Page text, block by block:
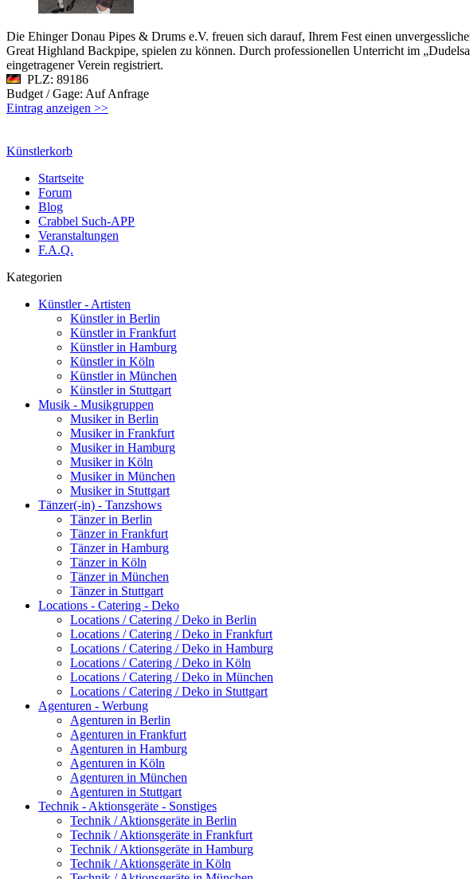
Die Ehinger Donau Pipes & Drums e.V. freuen sich darauf, Ihrem Fest einen
Great Highland Backpipe, spielen zu können. Durch professionellen Unterricht im
eingetragener Verein registriert.
PLZ: 89186
Budget / Gage: Auf Anfrage
Eintrag anzeigen >>
Künstlerkorb
Startseite
Forum
Blog
Crabbel Such-APP
Veranstaltungen
F.A.Q.
Kategorien
Künstler - Artisten
Künstler in Berlin
Künstler in Frankfurt
Künstler in Hamburg
Künstler in Köln
Künstler in München
Künstler in Stuttgart
Musik - Musikgruppen
Musiker in Berlin
Musiker in Frankfurt
Musiker in Hamburg
Musiker in Köln
Musiker in München
Musiker in Stuttgart
Tänzer(-in) - Tanzshows
Tänzer in Berlin
Tänzer in Frankfurt
Tänzer in Hamburg
Tänzer in Köln
Tänzer in München
Tänzer in Stuttgart
Locations - Catering - Deko
Locations / Catering / Deko in Berlin
Locations / Catering / Deko in Frankfurt
Locations / Catering / Deko in Hamburg
Locations / Catering / Deko in Köln
Locations / Catering / Deko in München
Locations / Catering / Deko in Stuttgart
Agenturen - Werbung
Agenturen in Berlin
Agenturen in Frankfurt
Agenturen in Hamburg
Agenturen in Köln
Agenturen in München
Agenturen in Stuttgart
Technik - Aktionsgeräte - Sonstiges
Technik / Aktionsgeräte in Berlin
Technik / Aktionsgeräte in Frankfurt
Technik / Aktionsgeräte in Hamburg
Technik / Aktionsgeräte in Köln